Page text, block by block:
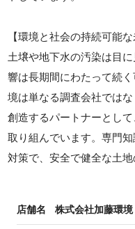
【環境と社会の持続可能な
土壌や地下水の汚染は目
響は長期間にわたって続
境は単なる調査会社では
創造するパートナーとし
取り組んでいます。専門
対策で、安全で健全な土
店舗名 株式会社加藤環境